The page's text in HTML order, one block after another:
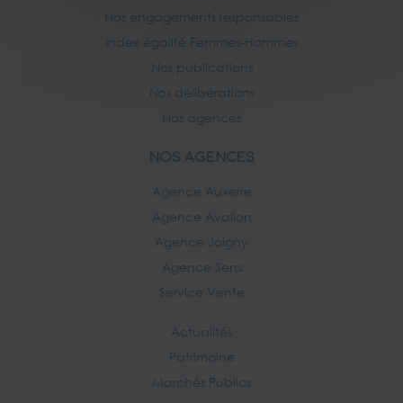
Nos engagements responsables
Index égalité Femmes-Hommes
Nos publications
Nos délibérations
Nos agences
NOS AGENCES
Agence Auxerre
Agence Avallon
Agence Joigny
Agence Sens
Service Vente
Actualités
Patrimoine
Marchés Publics